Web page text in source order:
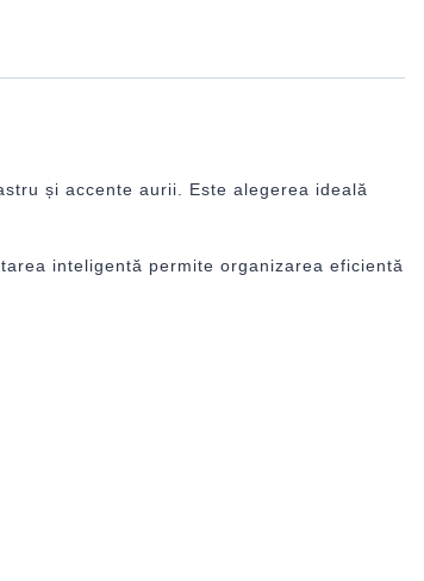
și accente aurii. Este alegerea ideală
inteligentă permite organizarea eficientă